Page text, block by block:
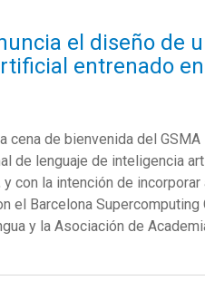
el diseño de
entrenado en
cena de bienvenida del
de lenguaje de inteligencia
con la intención de
el Barcelona Supercomputing
y la Asociación de